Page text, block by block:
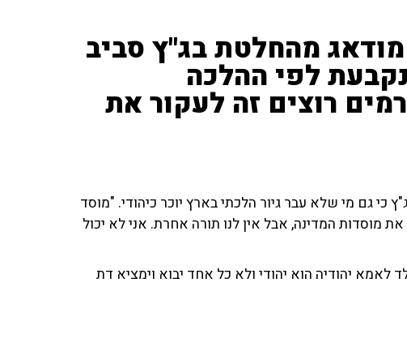
מהחלטת בג"ץ סביב
לפי ההלכה
רוצים זה לעקור את
גם מי שלא עבר גיור הלכתי בארץ יוכר כיהודי. "מוסד
מוסדות המדינה, אבל אין לנו תורה אחרת. אני לא יכול
לאמא יהודיה הוא יהודי ולא כל אחד יבוא וימציא דת